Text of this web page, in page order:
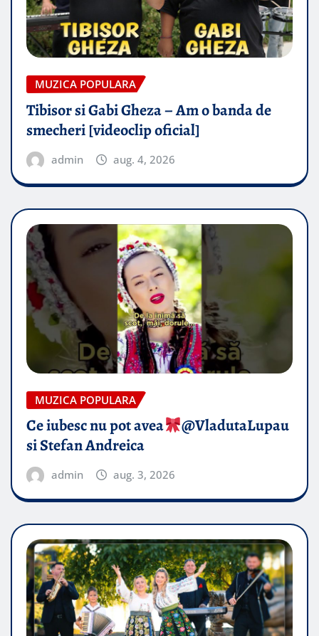
MUZICA POPULARA
Tibisor si Gabi Gheza – Am o banda de
smecheri [videoclip oficial]
admin aug. 4, 2026
MUZICA POPULARA
Ce iubesc nu pot avea
​@VladutaLupau
si Stefan Andreica
admin aug. 3, 2026